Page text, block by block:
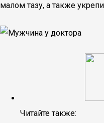
малом тазу, а также
Читайте также: